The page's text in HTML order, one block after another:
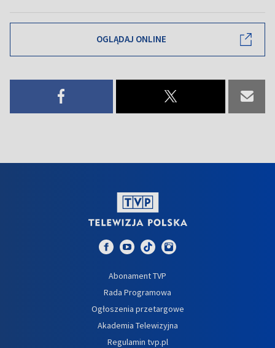
OGLĄDAJ ONLINE
Abonament TVP
Rada Programowa
Ogłoszenia przetargowe
Akademia Telewizyjna
Regulamin tvp.pl